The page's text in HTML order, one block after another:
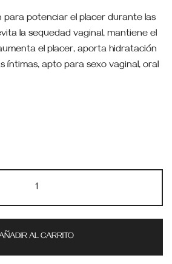
para potenciar el placer durante las
la sequedad vaginal, mantiene el
el placer, aporta hidratación
íntimas, apto para sexo vaginal, oral
AL CARRITO